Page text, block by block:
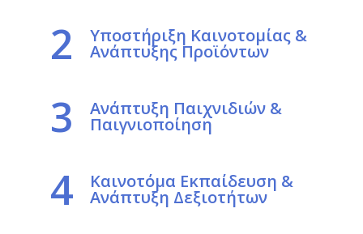
2 Υποστήριξη Καινοτομίας &
Ανάπτυξης Προϊόντων
3 Ανάπτυξη Παιχνιδιών &
Παιγνιοποίηση
4 Καινοτόμα Εκπαίδευση &
Ανάπτυξη Δεξιοτήτων